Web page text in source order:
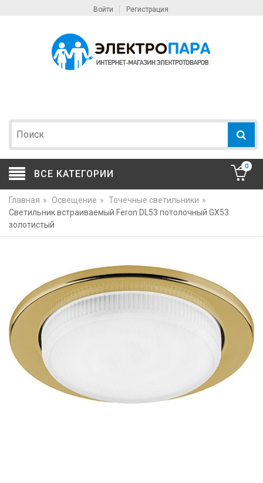
Войти Регистрация
ВСЕ КАТЕГОРИИ
0
Главная » Освещение » Точечные светильники »
Светильник встраиваемый Feron DL53 потолочный GX53
золотистый